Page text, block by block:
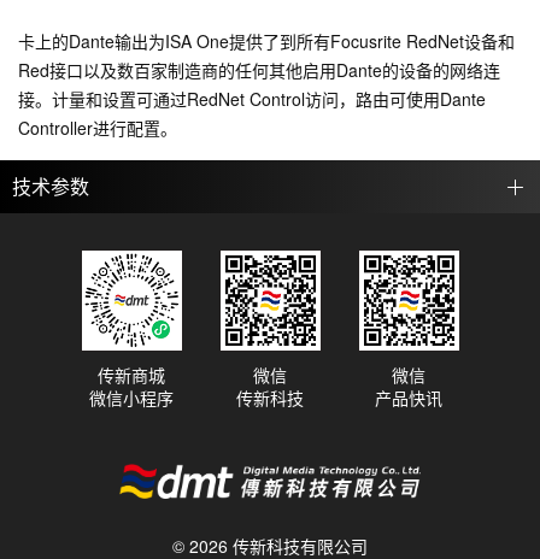
卡上的Dante输出为ISA One提供了到所有Focusrite RedNet设备和
Red接口以及数百家制造商的任何其他启用Dante的设备的网络连
接。计量和设置可通过RedNet Control访问，路由可使用Dante
Controller进行配置。
技术参数
© 2026 传新科技有限公司
传新商城
微信小程序
微信
传新科技
微信
产品快讯